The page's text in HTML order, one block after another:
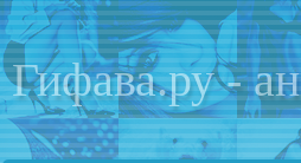
Гифава.ру -